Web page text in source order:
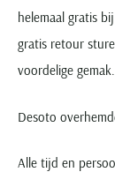
helemaal gratis
gratis retour
voordelige gemak.
Desoto
Alle tijd en